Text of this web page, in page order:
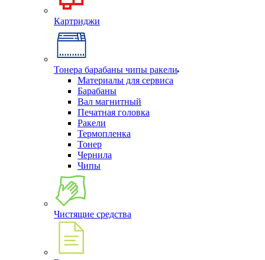
Картриджи
Тонера барабаны чипы ракели
Материалы для сервиса
Барабаны
Вал магнитный
Печатная головка
Ракели
Термопленка
Тонер
Чернила
Чипы
Чистящие средства